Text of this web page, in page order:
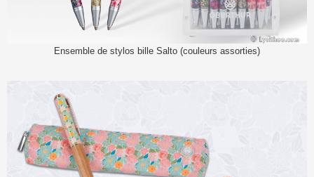
Ensemble de stylos bille Salto (couleurs assorties)